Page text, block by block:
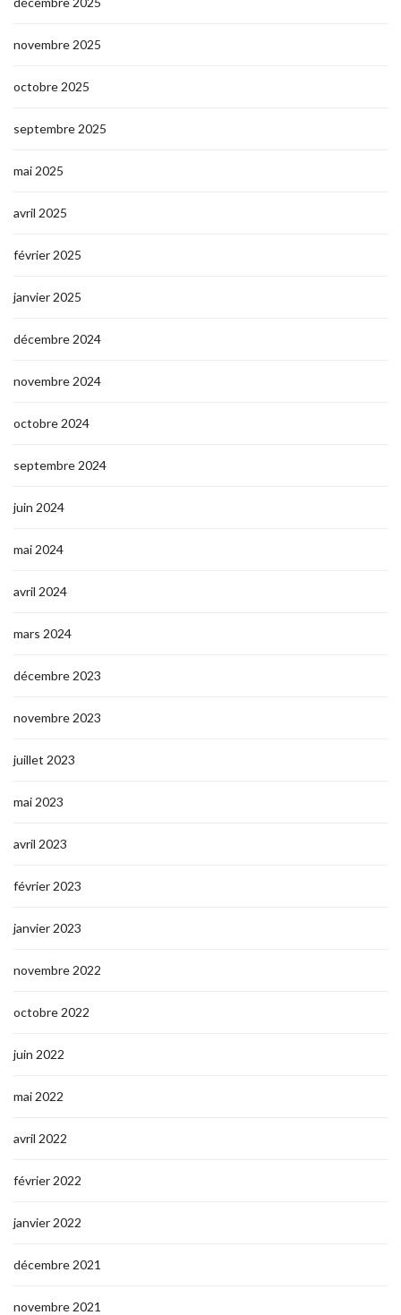
novembre 2025
octobre 2025
septembre 2025
mai 2025
avril 2025
février 2025
janvier 2025
décembre 2024
novembre 2024
octobre 2024
septembre 2024
juin 2024
mai 2024
avril 2024
mars 2024
décembre 2023
novembre 2023
juillet 2023
mai 2023
avril 2023
février 2023
janvier 2023
novembre 2022
octobre 2022
juin 2022
mai 2022
avril 2022
février 2022
janvier 2022
décembre 2021
novembre 2021